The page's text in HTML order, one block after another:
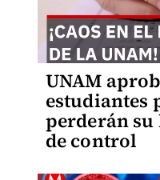
UNAM
estudiantes
perderán su
de control